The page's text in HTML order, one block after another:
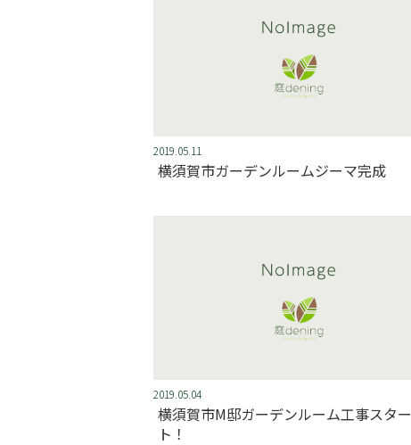
2019.05.11
横須賀市ガーデンルームジーマ完成
2019.05.04
横須賀市M邸ガーデンルーム工事スター
ト！